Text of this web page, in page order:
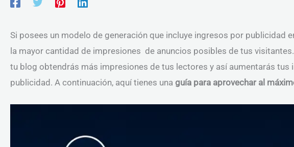
Si posees un modelo de generación que incluye ingresos por publicidad
la mayor cantidad de impresiones de anuncios posibles de tus
tu blog obtendrás más impresiones de tus lectores y así aumentarás
publicidad. A continuación, aquí tienes una guía para aprovechar al